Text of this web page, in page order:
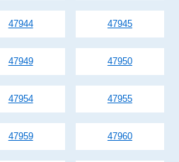
47944 47945
47949 47950
47954 47955
47959 47960